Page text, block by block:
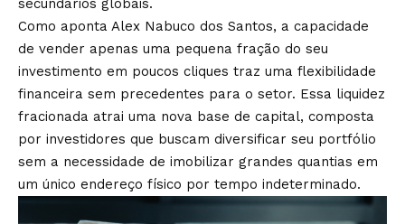
secundários globais.
Como aponta Alex Nabuco dos Santos, a capacidade
de vender apenas uma pequena fração do seu
investimento em poucos cliques traz uma flexibilidade
financeira sem precedentes para o setor. Essa liquidez
fracionada atrai uma nova base de capital, composta
por investidores que buscam diversificar seu portfólio
sem a necessidade de imobilizar grandes quantias em
um único endereço físico por tempo indeterminado.